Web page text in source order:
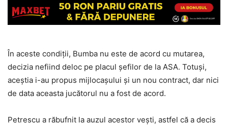
În aceste condiții, Bumba nu este de acord cu mutarea,
decizia nefiind deloc pe placul șefilor de la ASA. Totuși,
aceștia i-au propus mijlocașului și un nou contract, dar nici
de data aceasta jucătorul nu a fost de acord.
Petrescu a răbufnit la auzul acestor vești, astfel că a decis